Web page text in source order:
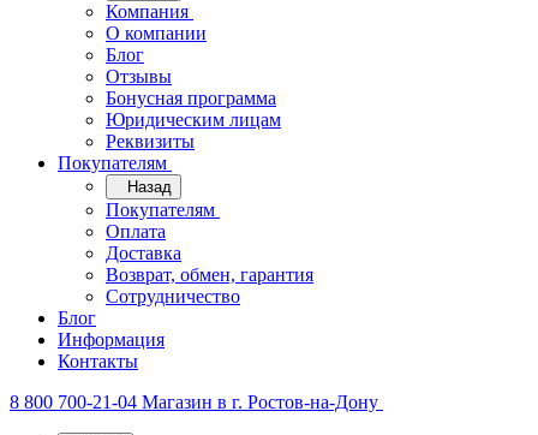
Компания
О компании
Блог
Отзывы
Бонусная программа
Юридическим лицам
Реквизиты
Покупателям
Назад
Покупателям
Оплата
Доставка
Возврат, обмен, гарантия
Сотрудничество
Блог
Информация
Контакты
8 800 700-21-04 Магазин в г. Ростов-на-Дону